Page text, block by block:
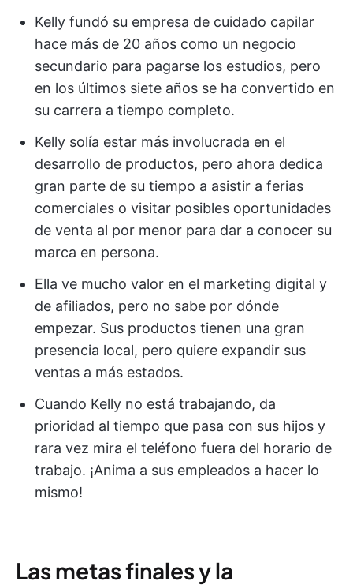
Kelly fundó su empresa de cuidado capilar
hace más de 20 años como un negocio
secundario para pagarse los estudios, pero
en los últimos siete años se ha convertido en
su carrera a tiempo completo.
Kelly solía estar más involucrada en el
desarrollo de productos, pero ahora dedica
gran parte de su tiempo a asistir a ferias
comerciales o visitar posibles oportunidades
de venta al por menor para dar a conocer su
marca en persona.
Ella ve mucho valor en el marketing digital y
de afiliados, pero no sabe por dónde
empezar. Sus productos tienen una gran
presencia local, pero quiere expandir sus
ventas a más estados.
Cuando Kelly no está trabajando, da
prioridad al tiempo que pasa con sus hijos y
rara vez mira el teléfono fuera del horario de
trabajo. ¡Anima a sus empleados a hacer lo
mismo!
Las metas finales y la